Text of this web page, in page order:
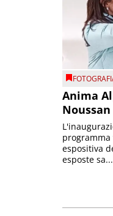
Anima
programma
espositiva
esposte sa...